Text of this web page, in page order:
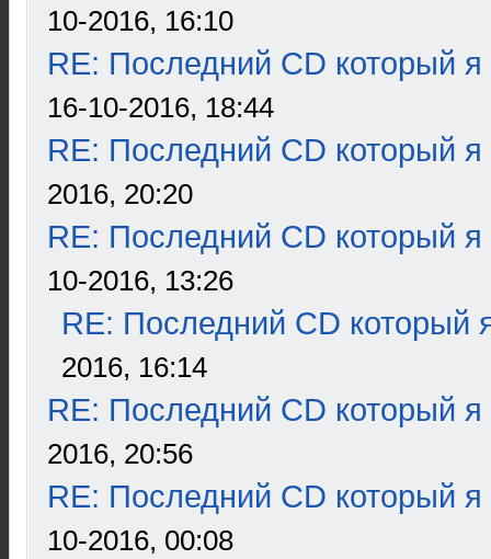
10-2016, 16:10
RE: Последний CD который я
16-10-2016, 18:44
RE: Последний CD который я
2016, 20:20
RE: Последний CD который я
10-2016, 13:26
RE: Последний CD который
2016, 16:14
RE: Последний CD который я
2016, 20:56
RE: Последний CD который я
10-2016, 00:08